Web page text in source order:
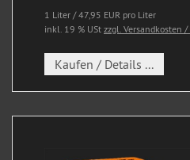
1 Liter / 47,95 EUR pro Liter
inkl. 19 % USt zzgl. Versandkosten /
Kaufen / Details ...